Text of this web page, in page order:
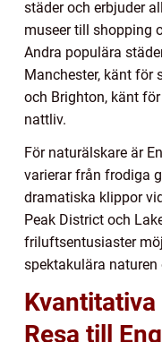
städer och erbjuder
museer till shopping
Andra populära
Manchester, känt för
och Brighton, känt
nattliv.
För naturälskare är
varierar från frodiga
dramatiska klippor
Peak District och
friluftsentusiaster
spektakulära
Resa till